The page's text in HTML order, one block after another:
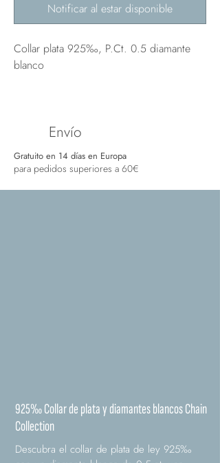
Notificar al estar disponible
Collar plata 925‰, P.Ct. 0.5 diamante
blanco
Envío
Gratuito en 14 días en Europa
para pedidos superiores a 60€
925‰ Collar de plata y diamantes blancos Chain
Collection
Descubra el collar de plata de ley 925‰